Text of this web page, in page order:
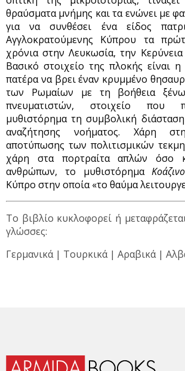
θραύσματα μνήμης και τα ενώνει με
για να συνθέσει ένα είδος
Αγγλοκρατούμενης Κύπρου τα
χρόνια στην Λευκωσία, την
Βασικό στοιχείο της πλοκής είναι
πατέρα να βρει έναν κρυμμένο
των Ρωμαίων με τη βοήθεια
πνευματιστών, στοιχείο που
μυθιστόρημα τη συμβολική
αναζήτησης νοήματος. Χάρη
αποτύπωσης των πολιτισμικών
χάρη στα πορτραίτα απλών όσο
ανθρώπων, το μυθιστόρημα
Κύπρο στην οποία «το θαύμα
Το βιβλίο κυκλοφορεί ή
γλώσσες:
Γερμανικά | Τουρκικά | Αραβικά |